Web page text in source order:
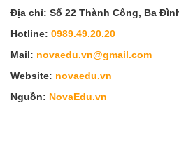
Địa chỉ: Số 22 Thành Công, Ba
Hotline: 0989.49.20.20
Mail: novaedu.vn@gmail.com
Website: novaedu.vn
Nguồn: NovaEdu.vn